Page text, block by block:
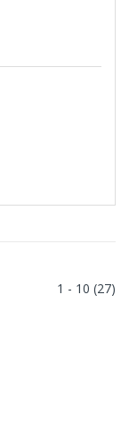
1 - 10 (27)